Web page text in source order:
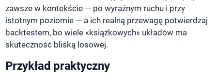
zawsze w kontekście — po wyraźnym ruchu i przy
istotnym poziomie — a ich realną przewagę potwierdzaj
backtestem, bo wiele «książkowych» układów ma
skuteczność bliską losowej.
Przykład praktyczny